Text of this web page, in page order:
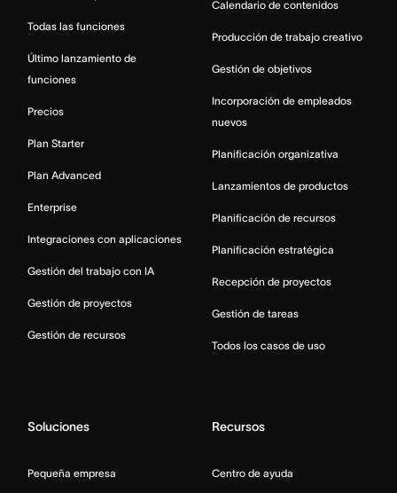
Todas las funciones
Último lanzamiento de
funciones
Precios
Plan Starter
Plan Advanced
Enterprise
Integraciones con aplicaciones
Gestión del trabajo con IA
Gestión de proyectos
Gestión de recursos
Calendario de contenidos
Producción de trabajo creativo
Gestión de objetivos
Incorporación de empleados
nuevos
Planificación organizativa
Lanzamientos de productos
Planificación de recursos
Planificación estratégica
Recepción de proyectos
Gestión de tareas
Todos los casos de uso
Soluciones
Pequeña empresa
Recursos
Centro de ayuda